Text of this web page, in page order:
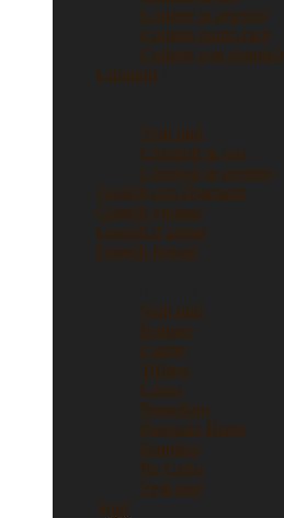
Collane in argento
Collane punto luce
Collane con ciondoli
Ciondoli
Vedi tutti
Ciondoli in oro
Ciondoli in argento
Gioielli con Diamanti
Gioielli vintage
Gioielli d’artista
Gioielli firmati
Vedi tutti
Bulgari
Cartier
Tiffany
Gucci
Pomellato
Pasquale Bruni
Damiani
Re Carlo
Vedi tutti
Sold